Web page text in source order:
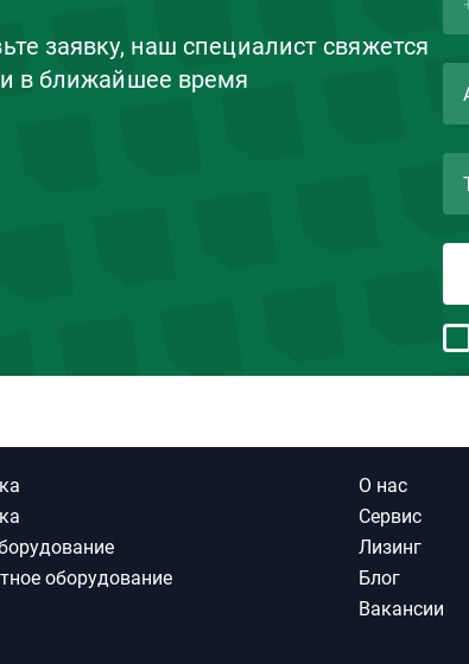
заявку, наш специалист свяжется
в ближайшее время
оборудование
О нас
Сервис
Лизинг
Блог
Вакансии